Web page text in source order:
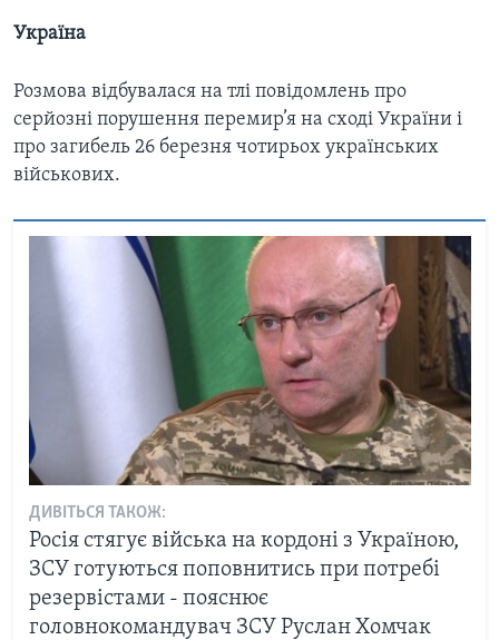
Україна
Розмова відбувалася на тлі повідомлень про
серйозні порушення перемир’я на сході України і
про загибель 26 березня чотирьох українських
військових.
ДИВІТЬСЯ ТАКОЖ:
Росія стягує війська на кордоні з Україною,
ЗСУ готуються поповнитись при потребі
резервістами - пояснює
головнокомандувач ЗСУ Руслан Хомчак